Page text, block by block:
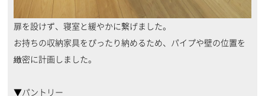
扉を設けず、寝室と緩やかに繋げました。
お持ちの収納家具をぴったり納めるため、パイプや壁の位置を
緻密に計画しました。
▼パントリー